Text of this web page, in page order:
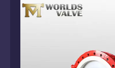
Vanne papillon à
EPDM/NBR/